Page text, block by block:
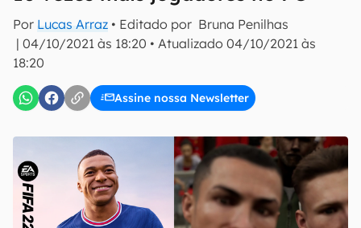
Por Lucas Arraz • Editado por Bruna Penilhas
| 04/10/2021 às 18:20 • Atualizado 04/10/2021 às
18:20
Assine nossa Newsletter
Confirmo que li, aceito e concordo com os